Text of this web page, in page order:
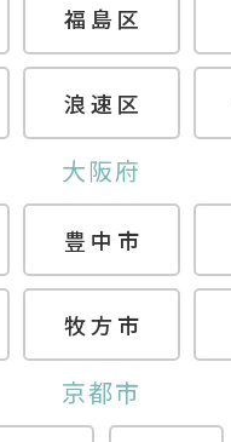
福島区
浪速区
大阪府
豊中市
牧方市
京都市